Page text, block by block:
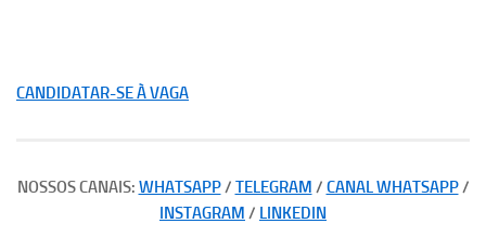
CANDIDATAR-SE À VAGA
NOSSOS CANAIS: WHATSAPP/ TELEGRAM / CANAL WHATSAPP/
INSTAGRAM / LINKEDIN